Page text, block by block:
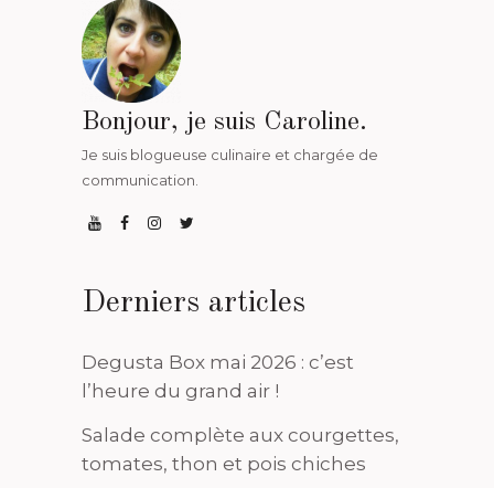
Bonjour, je suis Caroline.
Je suis blogueuse culinaire et chargée de
communication.
Derniers articles
Degusta Box mai 2026 : c’est
l’heure du grand air !
Salade complète aux courgettes,
tomates, thon et pois chiches